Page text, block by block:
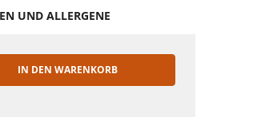
UND ALLERGENE
IN DEN WARENKORB